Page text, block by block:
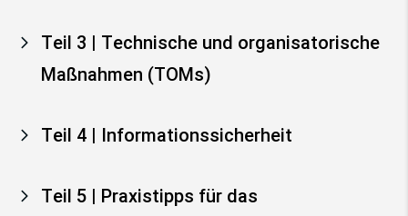
Teil 3 | Technische und organisatorische
Maßnahmen (TOMs)
Teil 4 | Informationssicherheit
Teil 5 | Praxistipps für das